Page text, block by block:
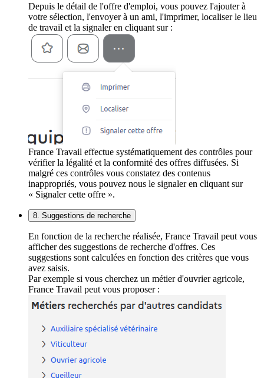
Depuis le détail de l'offre d'emploi, vous pouvez l'ajouter à
votre sélection, l'envoyer à un ami, l'imprimer, localiser le lieu
de travail et la signaler en cliquant sur :
France Travail effectue systématiquement des contrôles pour
vérifier la légalité et la conformité des offres diffusées. Si
malgré ces contrôles vous constatez des contenus
inappropriés, vous pouvez nous le signaler en cliquant sur
« Signaler cette offre ».
8. Suggestions de recherche
En fonction de la recherche réalisée, France Travail peut vous
afficher des suggestions de recherche d'offres. Ces
suggestions sont calculées en fonction des critères que vous
avez saisis.
Par exemple si vous cherchez un métier d'ouvrier agricole,
France Travail peut vous proposer :